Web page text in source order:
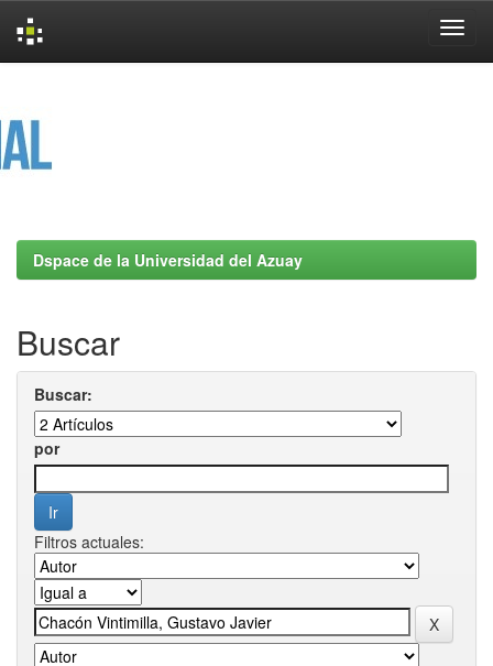
Dspace de la Universidad del Azuay
Buscar
Buscar:
por
Filtros actuales: